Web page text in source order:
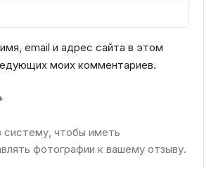
email и адрес сайта в этом
моих комментариев.
чтобы иметь
фотографии к вашему отзыву.